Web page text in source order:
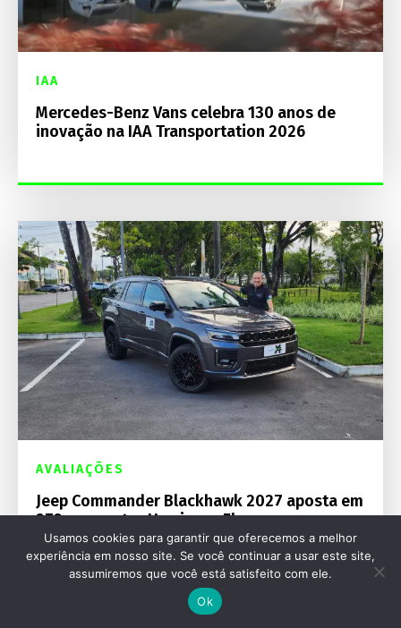
IAA
Mercedes-Benz Vans celebra 130 anos de
inovação na IAA Transportation 2026
AVALIAÇÕES
Jeep Commander Blackhawk 2027 aposta em
272 cv e motor Hurricane Flex
Usamos cookies para garantir que oferecemos a melhor
experiência em nosso site. Se você continuar a usar este site,
assumiremos que você está satisfeito com ele.
Ok